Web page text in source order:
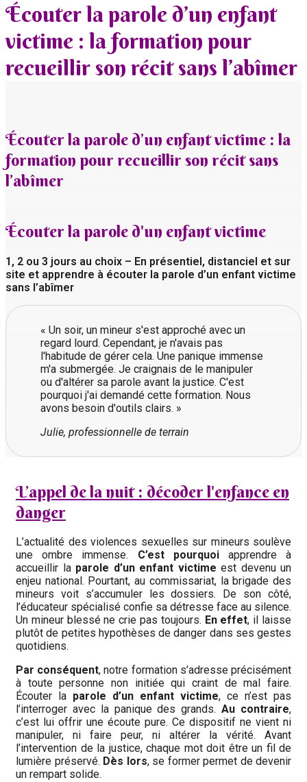
Écouter la parole d’un enfant
victime : la formation pour
recueillir son récit sans l’abîmer
Écouter la parole d’un enfant victime : la
formation pour recueillir son récit sans
l’abîmer
Écouter la parole d'un enfant victime
1, 2 ou 3 jours au choix – En présentiel, distanciel et sur
site et apprendre à écouter la parole d’un enfant victime
sans l’abîmer
« Un soir, un mineur s'est approché avec un
regard lourd. Cependant, je n'avais pas
l'habitude de gérer cela. Une panique immense
m'a submergée. Je craignais de le manipuler
ou d'altérer sa parole avant la justice. C'est
pourquoi j'ai demandé cette formation. Nous
avons besoin d'outils clairs. »
Julie, professionnelle de terrain
L’appel de la nuit : décoder l'enfance en
danger
L’actualité des violences sexuelles sur mineurs soulève
une ombre immense. C’est pourquoiapprendre à
accueillir la parole d’un enfant victime est devenu un
enjeu national. Pourtant, au commissariat, la brigade des
mineurs voit s’accumuler les dossiers. De son côté,
l’éducateur spécialisé confie sa détresse face au silence.
Un mineur blessé ne crie pas toujours. En effet, il laisse
plutôt de petites hypothèses de danger dans ses gestes
quotidiens.
Par conséquent, notre formation s’adresse précisément
à toute personne non initiée qui craint de mal faire.
Écouter la parole d’un enfant victime, ce n’est pas
l’interroger avec la panique des grands.Au contraire,
c’est lui offrir une écoute pure. Ce dispositif ne vient ni
manipuler, ni faire peur, ni altérer la vérité. Avant
l’intervention de la justice, chaque mot doit être un fil de
lumière préservé. Dès lors, se former permet de devenir
un rempart solide.